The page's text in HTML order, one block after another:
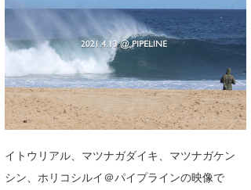
サーフィンエリアガイド
会員メニュー
今月のプレゼント
イトウリアル、マツナガダイキ、マツナガケン
シン、ホリコシルイ＠パイプラインの映像で
ショップ情報
ショップ情報
湘南
千葉北
伊豆
千葉南
ウラナミ
お知らせ
その他
ルール＆How to
VOTE!